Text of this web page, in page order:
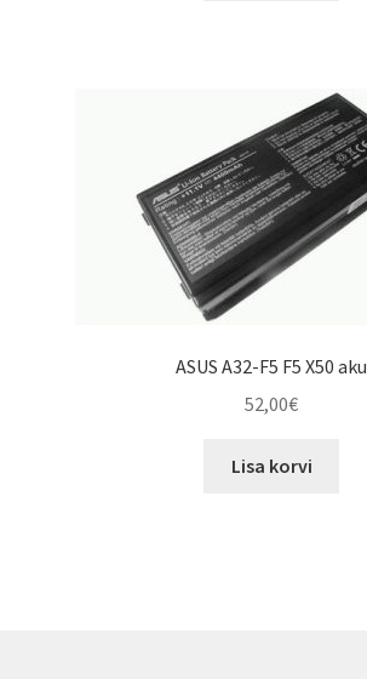
ASUS A32-F5 F5 X50 aku
52,00€
Lisa korvi